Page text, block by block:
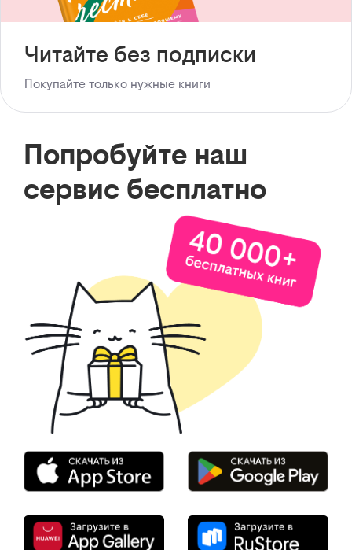
Читайте без подписки
Покупайте только нужные книги
Попробуйте наш
сервис бесплатно